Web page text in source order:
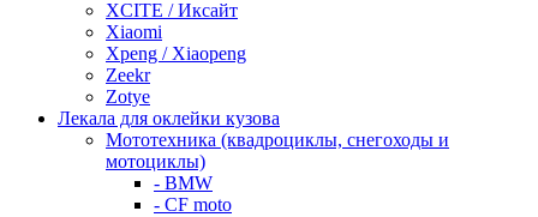
XCITE / Иксайт
Xiaomi
Xpeng / Xiaopeng
Zeekr
Zotye
Лекала для оклейки кузова
Мототехника (квадроциклы, снегоходы и
мотоциклы)
- BMW
- CF moto